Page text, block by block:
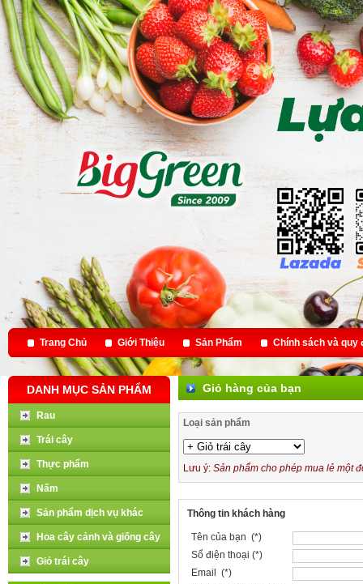
Trang Chủ Giới Thiệu Sản Phẩm Chính sách và quy
DANH MỤC SẢN PHẨM
Rau
Trái cây
Thực phẩm
Nấm
Sản phẩm dịch vụ khác
Hoa cây cảnh và giống cây
Giỏ trái cây
Giỏ hàng của bạn
Loại sản phẩm
Lưu ý: Sản phẩm cho phép mua lẻ một
Thông tin khách hàng
Tên của bạn (*)
Số điện thoại (*)
Email (*)